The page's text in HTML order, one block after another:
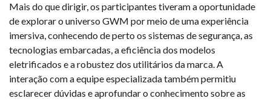
Mais do que dirigir, os participantes tiveram a oportunidade
de explorar o universo GWM por meio de uma experiência
imersiva, conhecendo de perto os sistemas de segurança, as
tecnologias embarcadas, a eficiência dos modelos
eletrificados e a robustez dos utilitários da marca. A
interação com a equipe especializada também permitiu
esclarecer dúvidas e aprofundar o conhecimento sobre as